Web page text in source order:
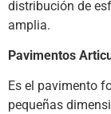
distribución de
amplia.
Pavimentos
Es el pavimento
pequeñas